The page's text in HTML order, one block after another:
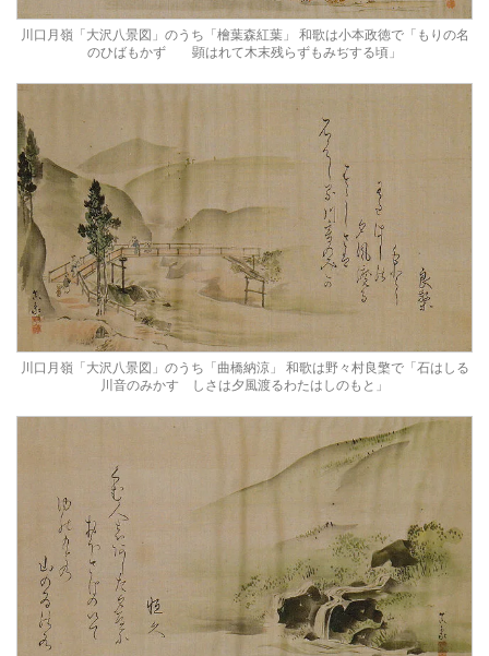
川口月嶺「大沢八景図」のうち「檜葉森紅葉」 和歌は小本政徳で「もりの名
のひばもかずゝゝ顕はれて木末残らずもみぢする頃」
川口月嶺「大沢八景図」のうち「曲橋納涼」 和歌は野々村良檠で「石はしる
川音のみかすゞしさは夕風渡るわたはしのもと」